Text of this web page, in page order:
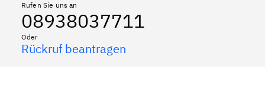
Rufen Sie uns an
08938037711
Oder
Rückruf beantragen